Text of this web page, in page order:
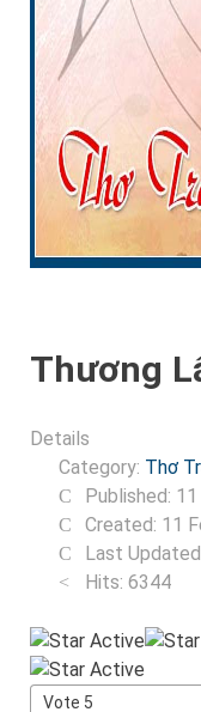
Thương
Details
Category: Thơ
Published:
Created: 11
Last
Hits: 6344
User
Rating:5/5
Please